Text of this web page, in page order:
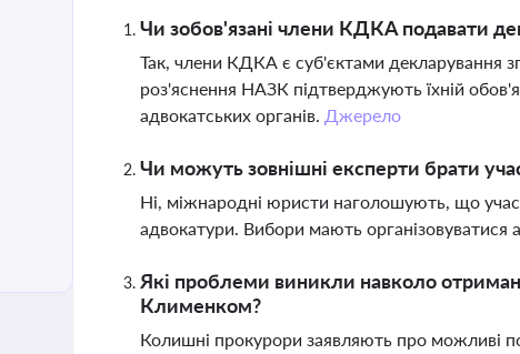
Чи зобов'язані члени КДКА подавати
Так, члени КДКА є суб'єктами декларування
роз'яснення НАЗК підтверджують їхній
адвокатських органів. Джерело
Чи можуть зовнішні експерти брати
Ні, міжнародні юристи наголошують, що
адвокатури. Вибори мають організовуватися
Які проблеми виникли навколо
Клименком?
Колишні прокурори заявляють про можливі